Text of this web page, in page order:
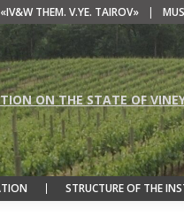
THEM. V.YE. TAIROV» |
ON THE STATE OF
STRUCTURE OF THE